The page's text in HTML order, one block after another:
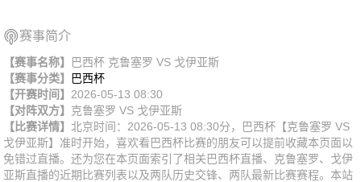
赛事简介
【赛事名称】 巴西杯 克鲁塞罗 VS 戈伊亚斯
【赛事分类】 巴西杯
【开赛时间】 2026-05-13 08:30
【对阵双方】 克鲁塞罗 VS 戈伊亚斯
【比赛详情】 北京时间：2026-05-13 08:30分，巴西杯【克鲁塞罗 VS
戈伊亚斯】准时开始，喜欢看巴西杯比赛的朋友可以提前收藏本页面以
免错过直播。还为您在本页面索引了相关巴西杯直播、克鲁塞罗、戈伊
亚斯直播的近期比赛列表以及两队历史交锋、两队最新比赛赛程。本站